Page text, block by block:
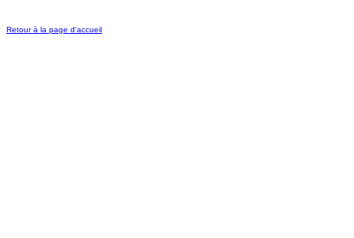
Retour à la page d'accueil